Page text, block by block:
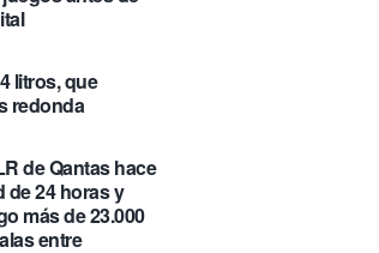
litros, que
redonda
de Qantas hace
de 24 horas y
más de 23.000
entre